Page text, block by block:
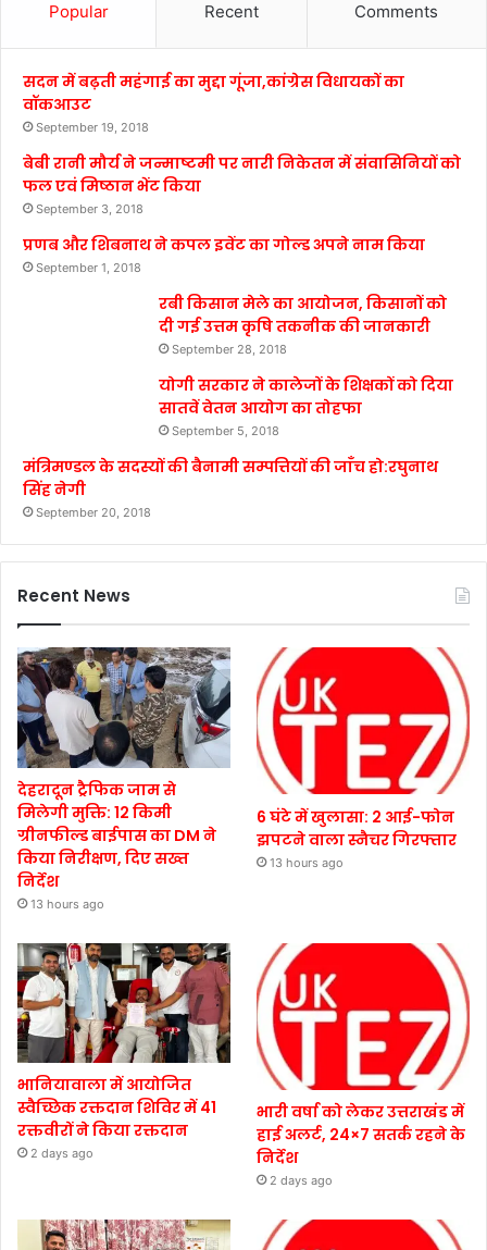
Popular Recent Comments
सदन में बढ़ती महंगाई का मुद्दा गूंजा,कांग्रेस विधायकों का
वॉकआउट
September 19, 2018
बेबी रानी मौर्य ने जन्माष्टमी पर नारी निकेतन में संवासिनियों को
फल एवं मिष्ठान भेंट किया
September 3, 2018
प्रणब और शिबनाथ ने कपल इवेंट का गोल्ड अपने नाम किया
September 1, 2018
रबी किसान मेले का आयोजन, किसानों को
दी गई उत्तम कृषि तकनीक की जानकारी
September 28, 2018
योगी सरकार ने कालेजों के शिक्षकों को दिया
सातवें वेतन आयोग का तोहफा
September 5, 2018
मंत्रिमण्डल के सदस्यों की बैनामी सम्पत्तियों की जाँच हो:रघुनाथ
सिंह नेगी
September 20, 2018
Recent News
देहरादून ट्रैफिक जाम से
मिलेगी मुक्ति: 12 किमी
ग्रीनफील्ड बाईपास का DM ने
किया निरीक्षण, दिए सख्त
निर्देश
13 hours ago
6 घंटे में खुलासा: 2 आई-फोन
झपटने वाला स्नैचर गिरफ्तार
13 hours ago
भानियावाला में आयोजित
स्वैच्छिक रक्तदान शिविर में 41
रक्तवीरों ने किया रक्तदान
2 days ago
भारी वर्षा को लेकर उत्तराखंड में
हाई अलर्ट, 24×7 सतर्क रहने के
निर्देश
2 days ago